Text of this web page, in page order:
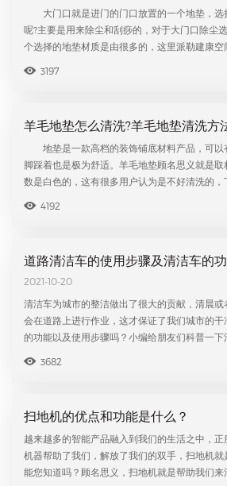
大门口就是进门的门口放置的一个地垫，选
呢?主要是用来除尘和刮痧的，对于大门口除尘
个选择的地垫材质是由很多的，这里派勒建康空
3197
羊毛地垫怎么清洗?羊毛地垫清洗方
地垫是一款高档的装饰铺底材料产品，可以
脚踩着也是极为舒适。羊毛地垫顾名思义就是
数是白色的，这有很多用户认为是不好清洗的，
4192
道路清洁车的使用步骤及清洁车的
2021-10-20
清洁车为城市的整洁做出了很大的贡献，清晨
会在道路上进行作业，这才保证了我们城市的
的功能以及使用步骤吗？小编给朋友们科普一下
3682
扫地机的优点和功能是什么？
越来越多的智能产品融入到我们的生活之中，
机器帮助了我们，解放了我们的双手，扫地机
能您知道吗？顾名思义，扫地机就是帮助我们来